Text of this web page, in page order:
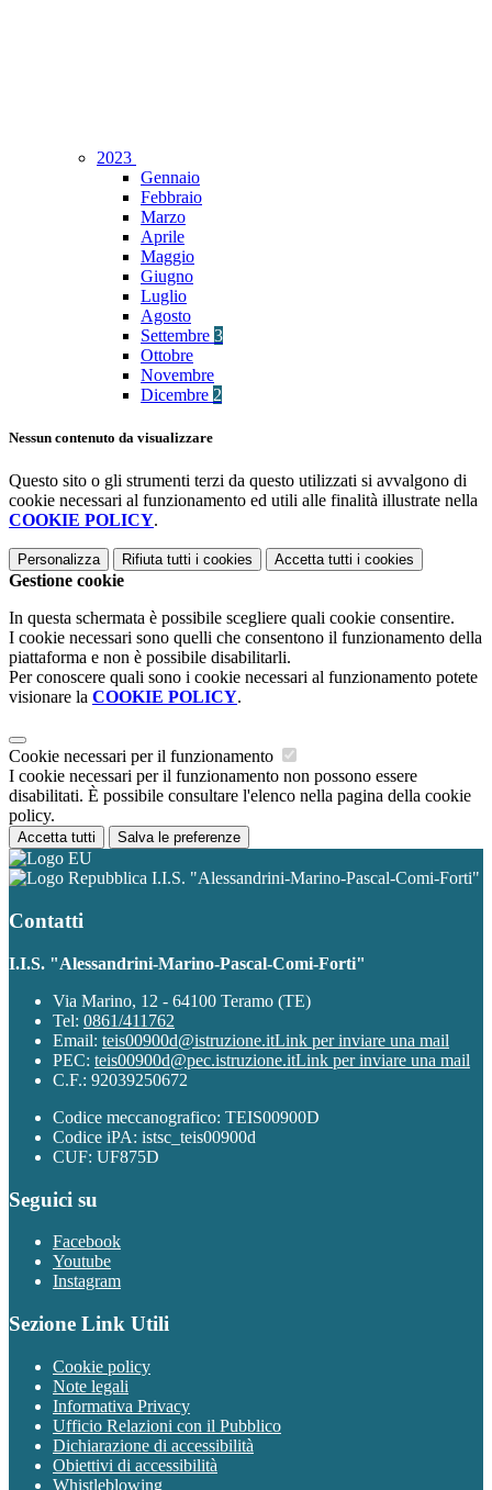
2023
Gennaio
Febbraio
Marzo
Aprile
Maggio
Giugno
Luglio
Agosto
Settembre 3
Ottobre
Novembre
Dicembre 2
Nessun contenuto da visualizzare
Questo sito o gli strumenti terzi da questo utilizzati si avvalgono di
cookie necessari al funzionamento ed utili alle finalità illustrate nella
COOKIE POLICY.
Personalizza Rifiuta tutti i cookies Accetta tutti i cookies
Gestione cookie
In questa schermata è possibile scegliere quali cookie consentire.
I cookie necessari sono quelli che consentono il funzionamento della
piattaforma e non è possibile disabilitarli.
Per conoscere quali sono i cookie necessari al funzionamento potete
visionare la COOKIE POLICY.
Cookie necessari per il funzionamento
I cookie necessari per il funzionamento non possono essere
disabilitati. È possibile consultare l'elenco nella pagina della cookie
policy.
Accetta tutti Salva le preferenze
I.I.S. "Alessandrini-Marino-Pascal-Comi-Forti"
Contatti
I.I.S. "Alessandrini-Marino-Pascal-Comi-Forti"
Via Marino, 12 - 64100 Teramo (TE)
Tel: 0861/411762
Email: teis00900d@istruzione.itLink per inviare una mail
PEC: teis00900d@pec.istruzione.itLink per inviare una mail
C.F.: 92039250672
Codice meccanografico: TEIS00900D
Codice iPA: istsc_teis00900d
CUF: UF875D
Seguici su
Facebook
Youtube
Instagram
Sezione Link Utili
Cookie policy
Note legali
Informativa Privacy
Ufficio Relazioni con il Pubblico
Dichiarazione di accessibilità
Obiettivi di accessibilità
Whistleblowing